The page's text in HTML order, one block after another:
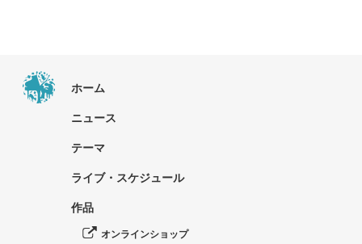
ホーム
ニュース
テーマ
ライブ・スケジュール
作品
オンラインショップ